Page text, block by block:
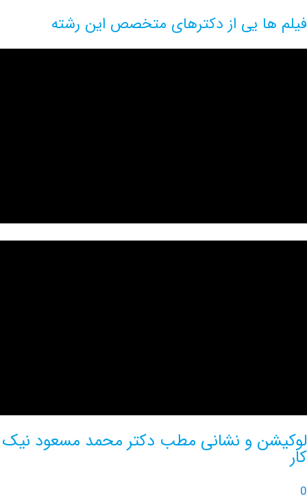
یی از دکترهای متخصص این رشته
و نشانی مطب دکتر محمد مسعود نیک